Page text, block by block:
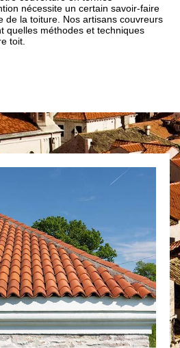
nécessite un certain savoir-faire
de la toiture. Nos artisans couvreurs
quelles méthodes et techniques
toit.